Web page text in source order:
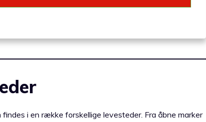
i en række forskellige levesteder. Fra åbne marker